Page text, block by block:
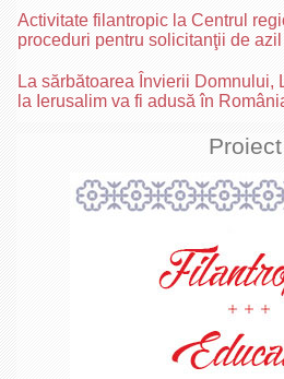
Activitate filantropic la Centrul
proceduri pentru solicitanţii de azil
La sărbătoarea Învierii Domnului,
la Ierusalim va fi adusă în
Proiect